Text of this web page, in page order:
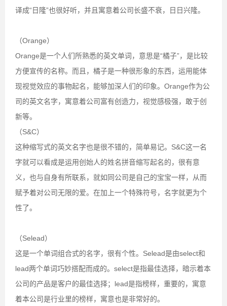
译成“日隆”也很好听，并且寓意着公司长盛不衰，日日兴隆。
（Orange）
Orange是一个人们所熟悉的英文单词，意思是“橘子”，是比较
方便宣传的名称。而且，橘子是一种很形象的东西，运用能体
现视觉效应的事物起名，能够加深人们的印象。Orange作为公
司的英文名字，寓意着公司富有创造力，视觉感极强，敢于创
新等。
（S&C）
这种缩写式的英文名字也是很不错的，简单易记。S&C这一名
字就可以看成是运用创始人的姓名拼音缩写起名的，很有意
义，也与自身有所联系，就如同公司是自己的宝宝一样，从而
赋予着对公司无限的爱。在加上一个特殊符号，名字就更为个
性了。
（Selead）
这是一个单词组合式的名字，很有个性。Selead是由select和
lead两个单词巧妙搭配而成的。select是指最佳选择，暗示着本
公司的产品是客户的最佳选择；lead是指榜样，重要的，寓意
着本公司是行业里的榜样，寓意也是非常好的。